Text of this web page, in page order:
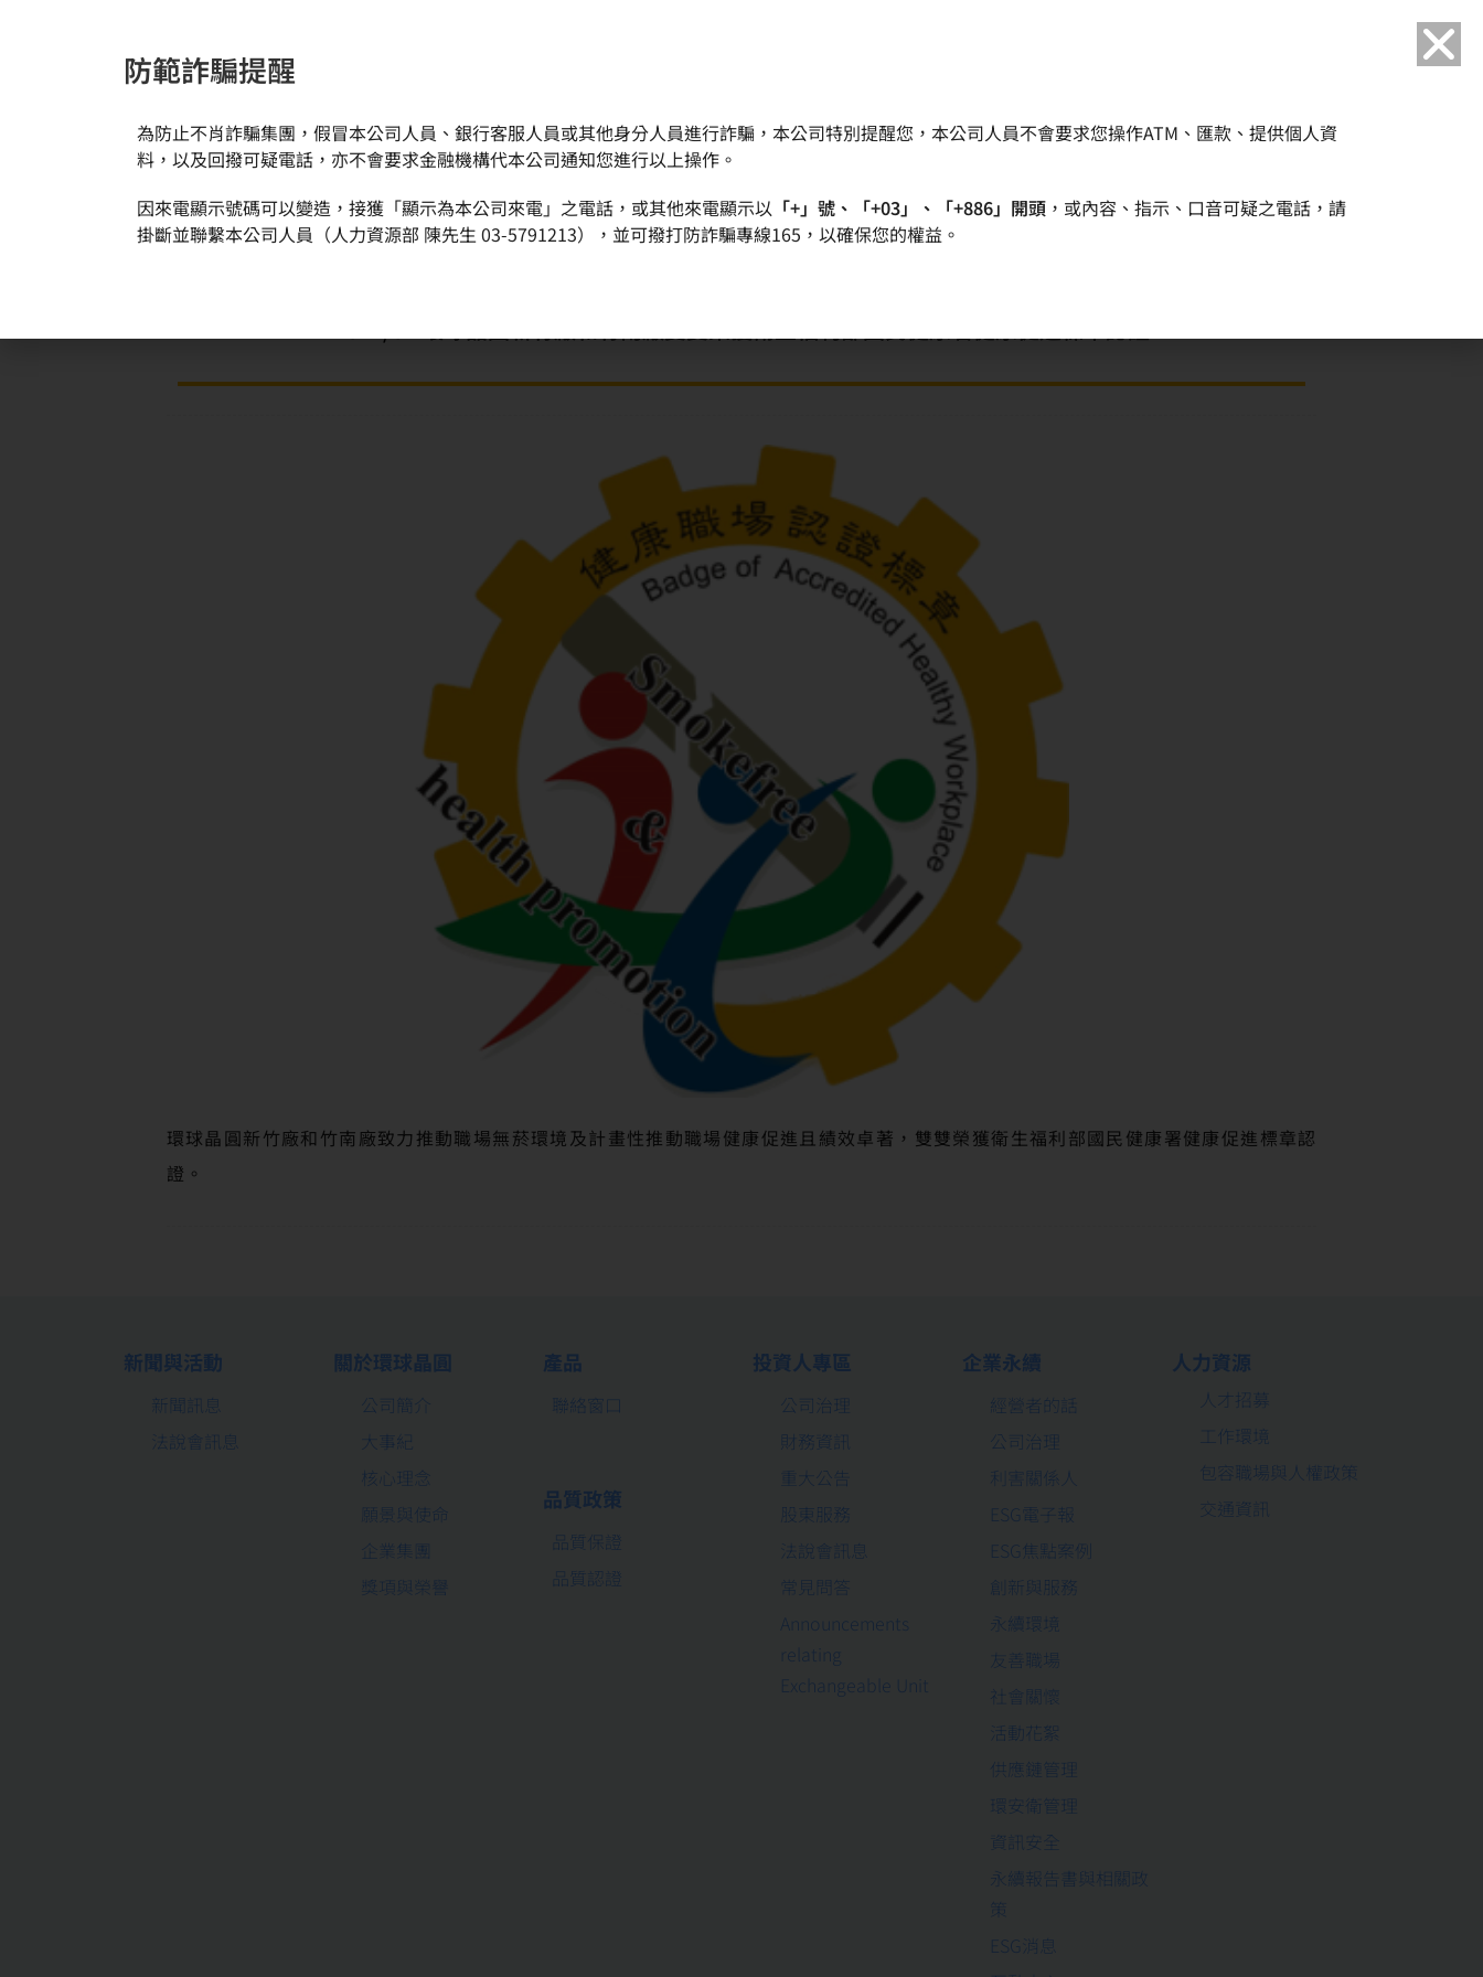
語言
新聞與活動 關於環球晶圓 產品 品質政策
首頁 獎項與榮譽 2022/01 環球晶圓新竹廠和竹南廠雙雙榮獲衛生福利部國民健康署健康促進標章認證
環球晶圓新竹廠和竹南廠致力推動職場無菸環境及計畫性推動職場健康促進且績效卓著，雙雙榮獲衛生福利部國民健康署健康促進標章認
證。
新聞與活動
新聞訊息
法說會訊息
關於環球晶圓
公司簡介
大事紀
核心理念
願景與使命
企業集團
獎項與榮譽
產品
聯絡窗口
品質政策
品質保證
品質認證
投資人專區
公司治理
財務資訊
重大公告
股東服務
法說會訊息
常見問答
Announcements
relating
Exchangeable Unit
企業永續
經營者的話
公司治理
利害關係人
ESG電子報
ESG焦點案例
創新與服務
永續環境
友善職場
社會關懷
活動花絮
供應鏈管理
環安衛管理
資訊安全
永續報告書與相關政
策
ESG消息
人力資源
人才招募
工作環境
包容職場與人權政策
交通資訊
防範詐騙提醒
為防止不肖詐騙集團，假冒本公司人員、銀行客服人員或其他身分人員進行詐騙，本公司特別提醒您，本公司人員不會要求您操作ATM、匯款、提供個人資
料，以及回撥可疑電話，亦不會要求金融機構代本公司通知您進行以上操作。
因來電顯示號碼可以變造，接獲「顯示為本公司來電」之電話，或其他來電顯示以 「+」號、「+03」、「+886」開頭 ，或內容、指示、口音可疑之電話，請
掛斷並聯繫本公司人員（人力資源部 陳先生 03-5791213），並可撥打防詐騙專線165，以確保您的權益。